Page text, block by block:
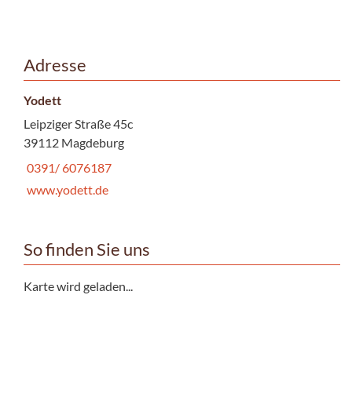
Adresse
Yodett
Leipziger Straße 45c
39112 Magdeburg
0391/ 6076187
www.yodett.de
So finden Sie uns
Karte wird geladen...